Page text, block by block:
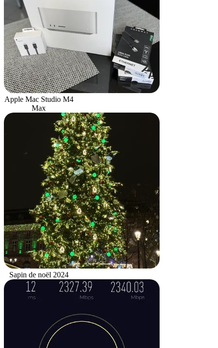
Apple Mac Studio M4
Max
Sapin de noël 2024